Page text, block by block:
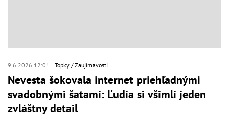
9.6.2026 12:01 Topky Zaujímavosti
Nevesta šokovala internet priehľadnými
svadobnými šatami: Ľudia si všimli jeden
zvláštny detail